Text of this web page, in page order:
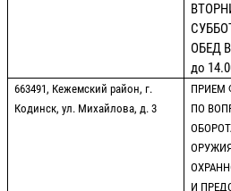
ОБЕД
до
663491, Кежемский район, г.
Кодинск, ул. Михайлова, д. 3
ПРИЕМ
ПО
И